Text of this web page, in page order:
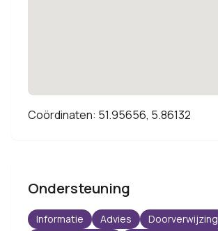
Coördinaten: 51.95656, 5.86132
Ondersteuning
Informatie Advies
Doorverwijzing